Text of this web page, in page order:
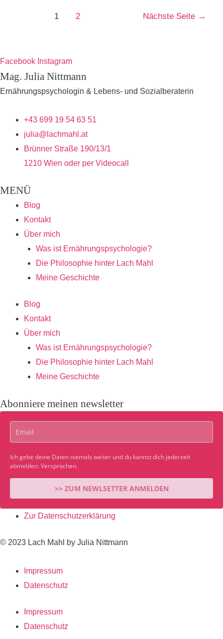
keine
Süßigkeiten
zu
Beitragsnavigation
1 2 Nächste Seite →
Facebook Instagram
Mag. Julia Nittmann
Ernährungspsychologin & Lebens- und Sozialberaterin
+43 699 19 54 63 51
julia@lachmahl.at
Brünner Straße 190/13/1
1210 Wien oder per Videocall
MENÜ
Blog
Kontakt
Über mich
Was ist Ernährungspsychologie?
Die Philosophie hinter Lach Mahl
Meine Geschichte
Blog
Kontakt
Über mich
Was ist Ernährungspsychologie?
Die Philosophie hinter Lach Mahl
Meine Geschichte
Abonniere meinen newsletter
Ich gebe deine Daten niemals weiter und du kannst dich jederzeit
abmelden. Versprochen.
>> ZUM NEWLSETTER ANMELDEN
Zur Datenschutzerklärung
© 2023 Lach Mahl by Julia Nittmann
Impressum
Datenschutz
Impressum
Datenschutz